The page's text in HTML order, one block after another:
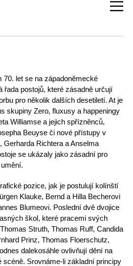
70. let se na západoněmecké
řada postojů, které zásadně určují
pro několik dalších desetiletí. At je
skupiny Zero, fluxusy a happeningy
Williamse a jejich spříz­něnců,
Beuyse či nové přístupy v
Gerharda Richtera a Anselma
se ukázaly jako zásadní pro
pozice, jak je postulují kolínští
Klauke, Bernd a Hilla Becherovi
Blumeovi. Poslední dvě dvojice
škol, které pracemi svých
Struth, Thomas Ruff, Candida
Prinz, Thomas Floerschutz,
dalekosáhle ovlivňují dění na
scéně. Srovnáme-li základní principy